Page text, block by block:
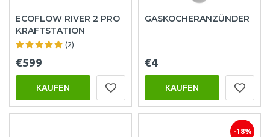
ECOFLOW RIVER 2 PRO
KRAFTSTATION
(2)
€599
KAUFEN
GASKOCHERANZÜNDER
€4
KAUFEN
-18%